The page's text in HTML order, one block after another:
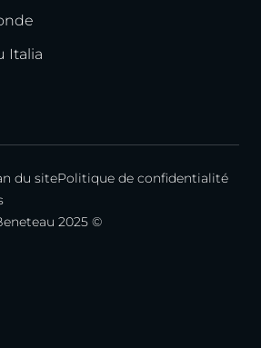
Italia
du sitePolitique de confidentialité
2025 ©